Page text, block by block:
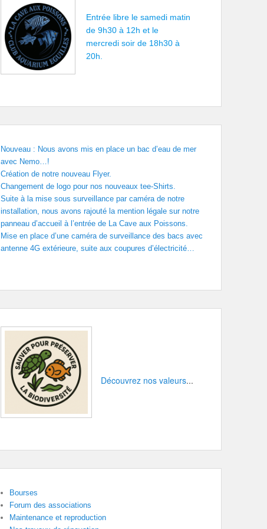
Entrée libre le samedi matin
de 9h30 à 12h et le
mercredi soir de 18h30 à
20h.
Nouveau : Nous avons mis en place un bac d’eau de mer
avec Nemo…!
Création de notre nouveau Flyer.
Changement de logo pour nos nouveaux tee-Shirts.
Suite à la mise sous surveillance par caméra de notre
installation, nous avons rajouté la mention légale sur notre
panneau d’accueil à l’entrée de La Cave aux Poissons.
Mise en place d’une caméra de surveillance des bacs avec
antenne 4G extérieure, suite aux coupures d’électricité…
Découvrez nos valeurs...
Bourses
Forum des associations
Maintenance et reproduction